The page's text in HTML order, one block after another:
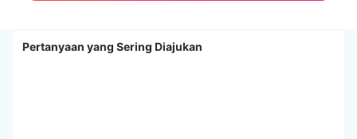
Pertanyaan yang Sering Diajukan